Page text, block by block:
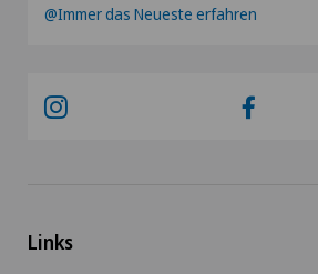
@Immer das Neueste erfahren
Links